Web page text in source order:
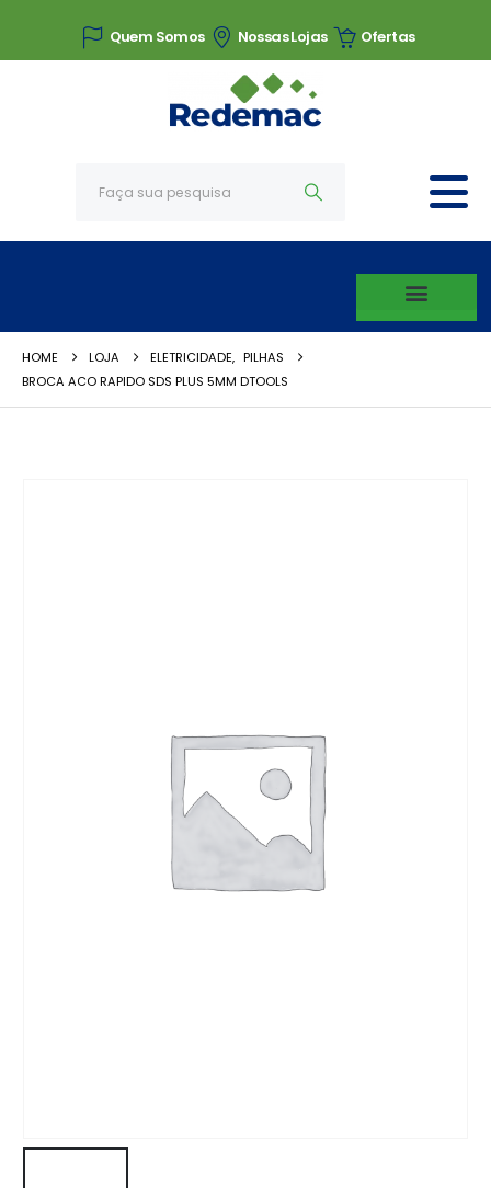
Quem Somos Nossas Lojas Ofertas
HOME LOJA ELETRICIDADE, PILHAS
BROCA ACO RAPIDO SDS PLUS 5MM DTOOLS